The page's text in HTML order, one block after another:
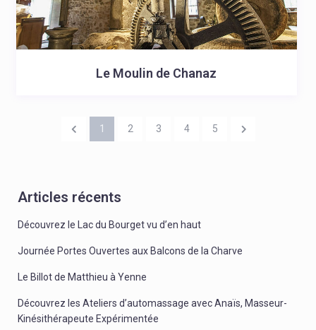
Le Moulin de Chanaz
1 2 3 4 5
Articles récents
Découvrez le Lac du Bourget vu d’en haut
Journée Portes Ouvertes aux Balcons de la Charve
Le Billot de Matthieu à Yenne
Découvrez les Ateliers d’automassage avec Anaïs, Masseur-
Kinésithérapeute Expérimentée